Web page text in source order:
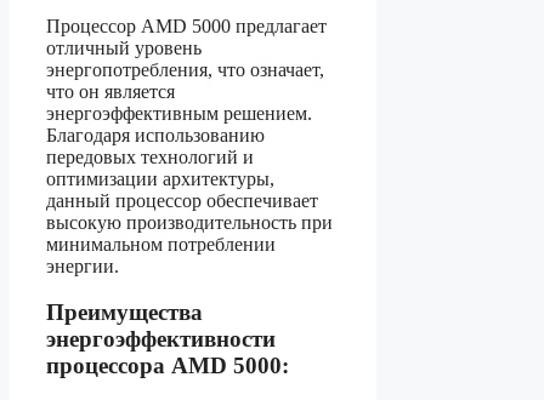
Процессор AMD 5000 предлагает
отличный уровень
энергопотребления, что означает,
что он является
энергоэффективным решением.
Благодаря использованию
передовых технологий и
оптимизации архитектуры,
данный процессор обеспечивает
высокую производительность при
минимальном потреблении
энергии.
Преимущества
энергоэффективности
процессора AMD 5000: